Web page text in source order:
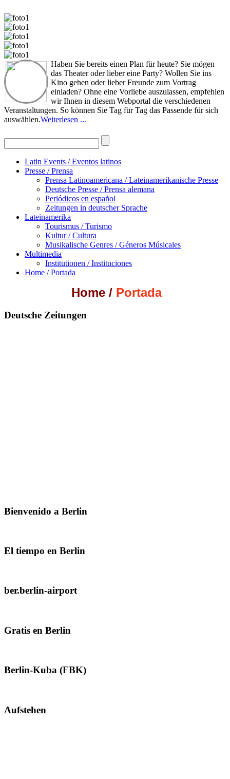
Haben Sie bereits einen Plan für heute? Sie mögen
das Theater oder lieber eine Party? Wollen Sie ins
Kino gehen oder lieber Freunde zum Vortrag
einladen? Ohne eine Vorliebe auszulassen, empfehlen
wir Ihnen in diesem Webportal die verschiedenen
Veranstaltungen. So können Sie Tag für Tag das Passende für sich
auswählen.Weiterlesen ...
Latin Events / Eventos latinos
Presse / Prensa
Prensa Latinoamericana / Lateinamerikanische Presse
Deutsche Presse / Prensa alemana
Periódicos en español
Zeitungen in deutscher Sprache
Lateinamerika
Tourismus / Turismo
Kultur / Cultura
Musikalische Genres / Géneros Músicales
Multimedia
Institutionen / Instituciones
Home / Portada
Home / Portada
Deutsche Zeitungen
Bienvenido a Berlin
El tiempo en Berlin
ber.berlin-airport
Gratis en Berlin
Berlin-Kuba (FBK)
Aufstehen